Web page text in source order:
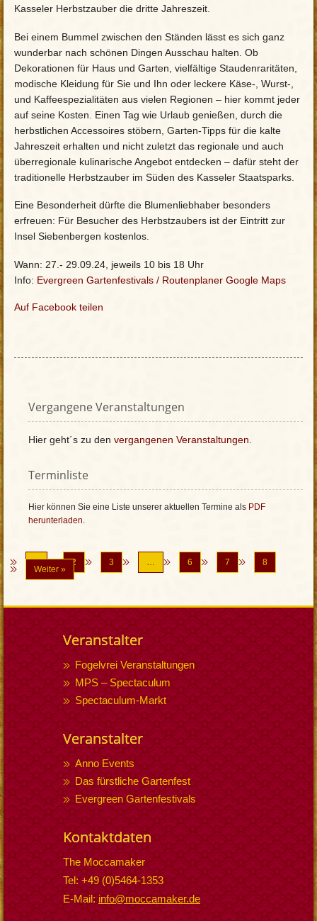
Kasseler Herbstzauber die dritte Jahreszeit.
Bei einem Bummel zwischen den Ständen lässt es sich ganz
wunderbar nach schönen Dingen Ausschau halten. Ob
Dekorationen für Haus und Garten, vielfältige Staudenraritäten,
modische Kleidung für Sie und Ihn oder leckere Käse-, Wurst-,
und Kaffeespezialitäten aus vielen Regionen – hier kommt jeder
auf seine Kosten. Einen Tag wie Urlaub genießen, durch die
herbstlichen Accessoires stöbern, Garten-Tipps für die kalte
Jahreszeit erhalten und nicht zuletzt das regionale und auch
überregionale kulinarische Angebot entdecken – dafür steht der
traditionelle Herbstzauber im Süden des Kasseler Staatsparks.
Eine Besonderheit dürfte die Blumenliebhaber besonders
erfreuen: Für Besucher des Herbstzaubers ist der Eintritt zur
Insel Siebenbergen kostenlos.
Wann: 27.- 29.09.24, jeweils 10 bis 18 Uhr
Info: Evergreen Gartenfestivals / Routenplaner Google Maps
Auf Facebook teilen
Vergangene Veranstaltungen
Hier geht´s zu den vergangenen Veranstaltungen.
Terminliste
Hier können Sie eine Liste unserer aktuellen Termine als PDF
herunterladen.
1 2 3 … 6 7 8
Weiter »
Veranstalter
Fogelvrei Veranstaltungen
MPS – Spectaculum
Spectaculum-Markt
Veranstalter
Anno Events
Das fürstliche Gartenfest
Evergreen Gartenfestivals
Kontaktdaten
The Moccamaker
Tel: +49 (0)5464-1353
E-Mail: info@moccamaker.de